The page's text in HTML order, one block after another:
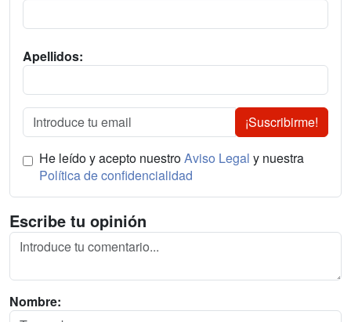
Apellidos:
¡Suscribirme!
He leído y acepto nuestroAviso Legal y nuestra
Política de confidencialidad
Escribe tu opinión
Nombre: